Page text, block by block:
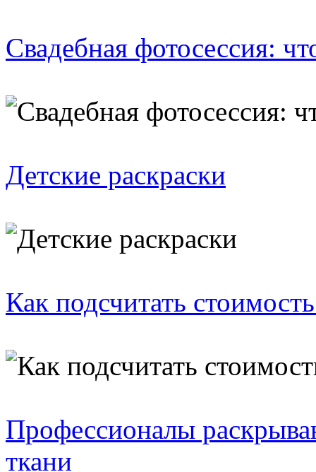
Свадебная фотосессия:
Детские раскраски
Как подсчитать
Профессионалы
ткани